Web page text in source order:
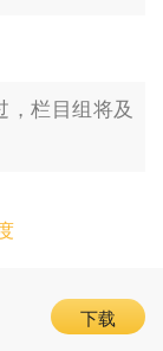
，栏目组将及
下载